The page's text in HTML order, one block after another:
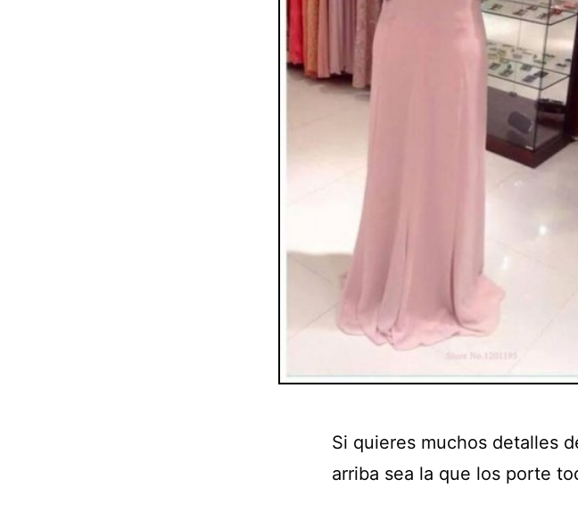
Si quieres muchos detalles
arriba sea la que los porte